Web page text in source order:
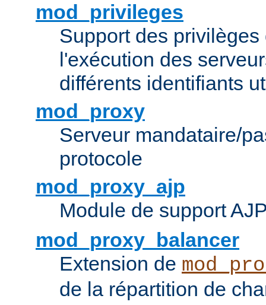
mod_privileges
Support des
l'exécution des
différents identifiants
mod_proxy
Serveur mandataire/
protocole
mod_proxy_ajp
Module de support
mod_proxy_balancer
Extension de
de la répartition de